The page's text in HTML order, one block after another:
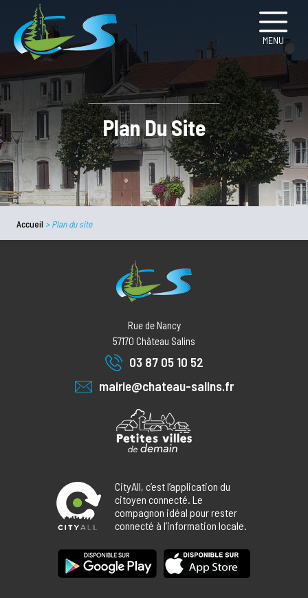
MENU
Plan Du Site
Accueil >Plan du site
Rue de Nancy
57170 Château Salins
03 87 05 10 52
mairie@chateau-salins.fr
CityAll, c’est l’application du
citoyen connecté. Le
compagnon idéal pour rester
connecté à l’information locale.